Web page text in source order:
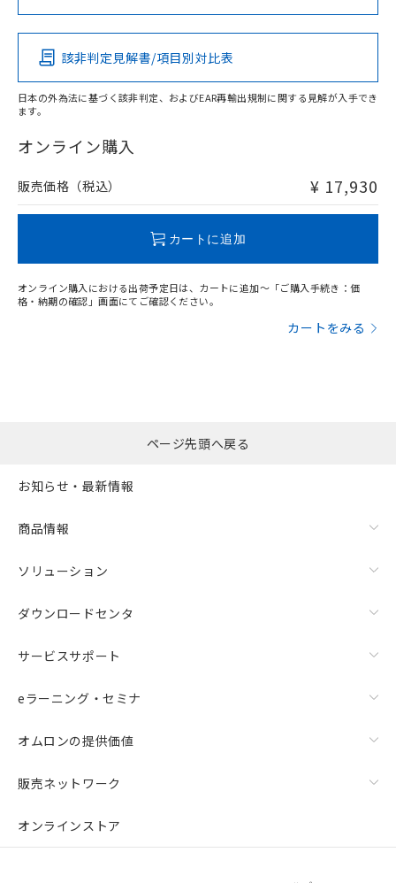
Pb Hg Cd Cr(VI)
O
在庫等で未対応品が混在する可能性があります。
問い合わせください。
この製品の規格認証/適合状況ページへ
その他の認証はこちらのページからご検索ください
該非判定見解書/項目別対比表
日本の外為法に基づく該非判定、およびEAR再輸出規制に関する見解が入手でき
ます。
オンライン購入
販売価格（税込） ¥ 17,930
カートに追加
オンライン購入における出荷予定日は、カートに追加～「ご購入手続き：価
格・納期の確認」画面にてご確認ください。
カートをみる
ページ先頭へ戻る
お知らせ・最新情報
商品情報
ソリューション
ダウンロードセンタ
サービスサポート
eラーニング・セミナ
オムロンの提供価値
販売ネットワーク
オンラインストア